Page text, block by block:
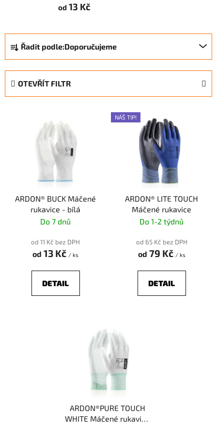
od 13 Kč
Ř
a
z
Řadit podle:Doporučujeme
OTEVŘÍT FILTR
ARDON® BUCK Máčené
rukavice - bílá
Do 7 dnů
od 11 Kč bez DPH
od 13 Kč / ks
DETAIL
NÁŠ TIP!
ARDON® LITE TOUCH
Máčené rukavice
Do 1-2 týdnů
od 65 Kč bez DPH
od 79 Kč / ks
DETAIL
ARDON®PURE TOUCH
WHITE Máčené rukavice